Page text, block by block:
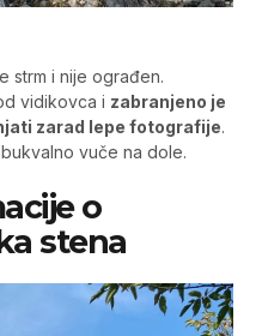
strm i nije ograđen.
vidikovca i zabranjeno je
zarad lepe fotografije.
vuče na dole.
o
stena